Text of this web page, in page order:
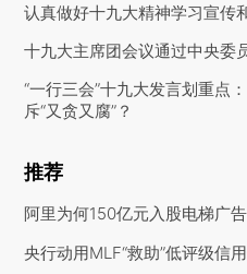
认真做好十九大精神学习宣传
十九大主席团会议通过中央委
“一行三会”十九大发言划重点
斥“又贪又腐”？
推荐
阿里为何150亿元入股电梯广
央行动用MLF“救助”低评级信